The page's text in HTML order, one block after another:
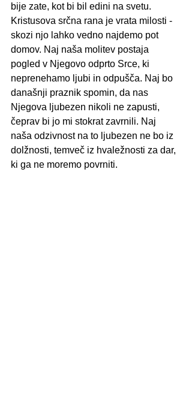
bije zate, kot bi bil edini na svetu.
Kristusova srčna rana je vrata milosti -
skozi njo lahko vedno najdemo pot
domov. Naj naša molitev postaja
pogled v Njegovo odprto Srce, ki
neprenehamo ljubi in odpušča. Naj bo
današnji praznik spomin, da nas
Njegova ljubezen nikoli ne zapusti,
čeprav bi jo mi stokrat zavrnili. Naj
naša odzivnost na to ljubezen ne bo iz
dolžnosti, temveč iz hvaležnosti za dar,
ki ga ne moremo povrniti.